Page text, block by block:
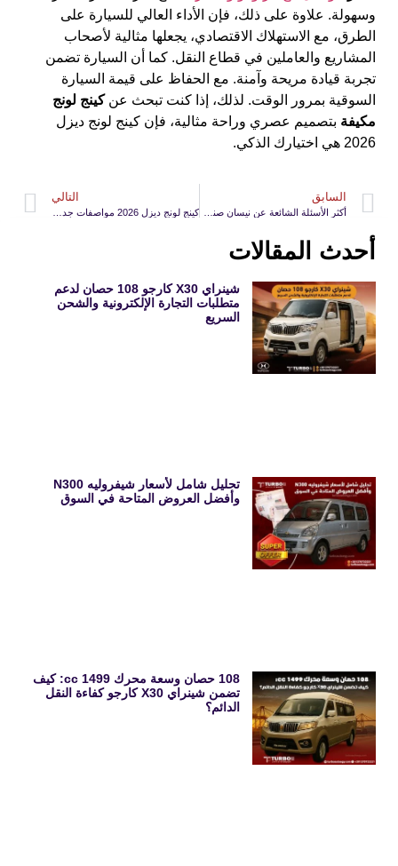
وسهولة. علاوة على ذلك، فإن الأداء العالي للسيارة على
الطرق، مع الاستهلاك الاقتصادي، يجعلها مثالية لأصحاب
المشاريع والعاملين في قطاع النقل. كما أن السيارة تضمن
تجربة قيادة مريحة وآمنة. مع الحفاظ على قيمة السيارة
السوقية بمرور الوقت. لذلك، إذا كنت تبحث عنكينج لونج
مكيفة بتصميم عصري وراحة مثالية، فإن كينج لونج ديزل
2026 هي اختيارك الذكي.
السابق التالي
أحدث المقالات
شينراي X30 كارجو 108 حصان لدعم
متطلبات التجارة الإلكترونية والشحن
السريع
تحليل شامل لأسعار شيفروليه N300
وأفضل العروض المتاحة في السوق
108 حصان وسعة محرك 1499 cc: كيف
تضمن شينراي X30 كارجو كفاءة النقل
الدائم؟